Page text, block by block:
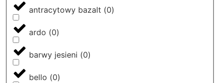
antracytowy bazalt (0)
ardo (0)
barwy jesieni (0)
bello (0)